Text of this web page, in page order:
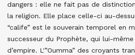
dangers : elle ne fait pas de
la religion. Elle place celle-ci au-
“calife” est le souverain temporel en
successeur du Prophète, qui lui-
d’empire. L'”Oumma” des croyants